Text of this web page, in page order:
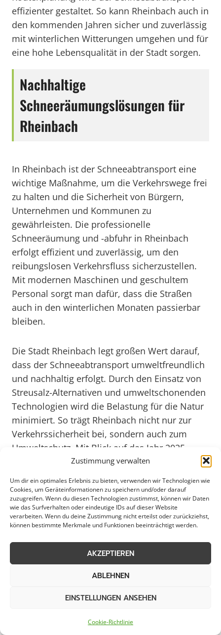
Zustimmung verwalten
Um dir ein optimales Erlebnis zu bieten, verwenden wir Technologien wie
Cookies, um Geräteinformationen zu speichern und/oder darauf
zuzugreifen. Wenn du diesen Technologien zustimmst, können wir Daten
wie das Surfverhalten oder eindeutige IDs auf dieser Website
verarbeiten. Wenn du deine Zustimmung nicht erteilst oder zurückziehst,
können bestimmte Merkmale und Funktionen beeinträchtigt werden.
AKZEPTIEREN
ABLEHNEN
EINSTELLUNGEN ANSEHEN
Cookie-Richtlinie
effizienter gestaltet. So kann Rheinbach auch in
den kommenden Jahren sicher und zuverlässig
mit winterlichen Witterungen umgehen und für
eine hohe Lebensqualität in der Stadt sorgen.
Nachhaltige
Schneeräumungslösungen für
Rheinbach
In Rheinbach ist der Schneeabtransport eine
wichtige Maßnahme, um die Verkehrswege frei
zu halten und die Sicherheit von Bürgern,
Unternehmen und Kommunen zu
gewährleisten. Die professionelle
Schneeräumung und -abfuhr in Rheinbach
erfolgt effizient und zuverlässig, um den
reibungslosen Verkehrsfluss sicherzustellen.
Mit modernen Maschinen und geschultem
Personal sorgt man dafür, dass die Straßen
auch in den winterlichen Monaten passierbar
bleiben.
Die Stadt Rheinbach legt großen Wert darauf,
dass der Schneeabtransport umweltfreundlich
und nachhaltig erfolgt. Durch den Einsatz von
Streusalz-Alternativen und umweltschonenden
Technologien wird die Belastung für die Natur
minimiert. So trägt Rheinbach nicht nur zur
Verkehrssicherheit bei, sondern auch zum
Umweltschutz. Mit Blick auf das Jahr 2025
werden kontinuierliche Verbesserungen im
Schneeabtransport erwartet, um den
steigenden Anforderungen an Effizienz und
Nachhaltigkeit gerecht zu werden. Rheinbach
setzt somit auf innovative Lösungen, um auch
in Zukunft optimal auf winterliche
Witterungsverhältnisse vorbereitet zu sein.